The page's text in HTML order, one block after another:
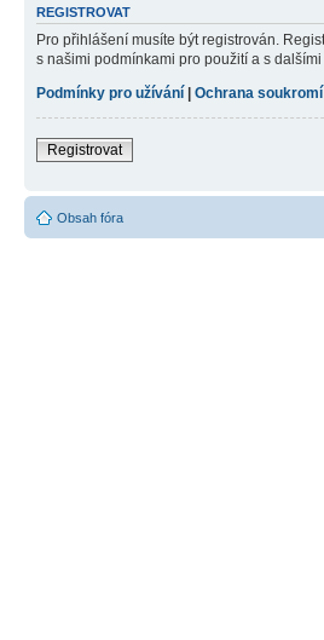
REGISTROVAT
Pro přihlášení musíte být registrován.
s našimi podmínkami pro použití a s
Podmínky pro užívání
Ochrana soukromí
Registrovat
Obsah fóra